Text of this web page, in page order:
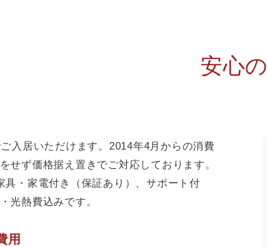
安心の
入居いただけます。2014年4月からの消費
せず価格据え置きでご対応しております。
具・家電付き（保証あり）、サポート付
光熱費込みです。
用